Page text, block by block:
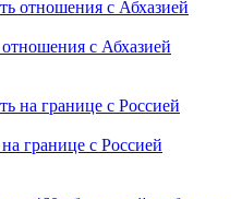
с Абхазией
границе с Россией